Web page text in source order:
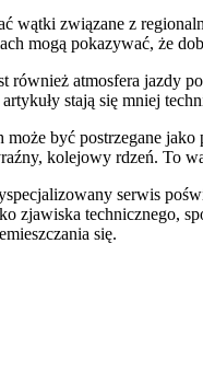
wątki związane z
mogą pokazywać, że
również atmosfera jazdy
stają się mniej
być postrzegane
kolejowy rdzeń. To
serwis
zjawiska technicznego,
się.